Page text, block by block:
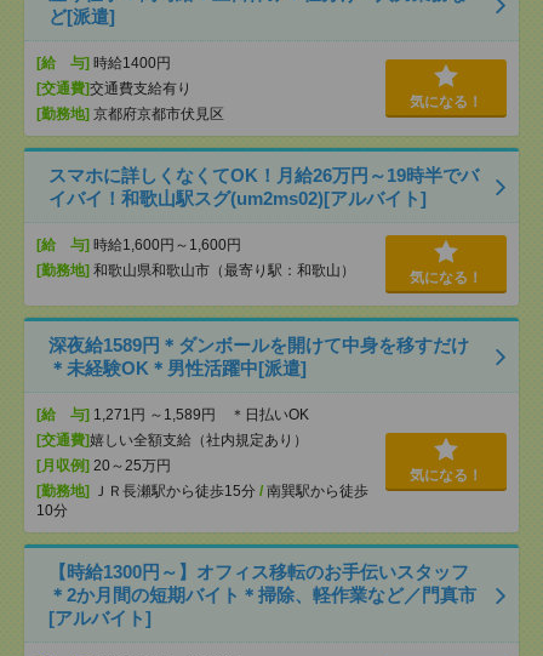
ど[派遣]
[給 与] 時給1400円
[交通費]交通費支給有り
[勤務地] 京都府京都市伏見区
気になる！
スマホに詳しくなくてOK！月給26万円～19時半でバ
イバイ！和歌山駅スグ(um2ms02)[アルバイト]
[給 与] 時給1,600円～1,600円
[勤務地] 和歌山県和歌山市（最寄り駅：和歌山） 気になる！
深夜給1589円＊ダンボールを開けて中身を移すだけ
＊未経験OK＊男性活躍中[派遣]
[給 与] 1,271円 ～1,589円 ＊日払いOK
[交通費]嬉しい全額支給（社内規定あり）
[月収例] 20～25万円
[勤務地]
ＪＲ長瀬駅から徒歩15分 / 南巽駅から徒歩
10分
気になる！
【時給1300円～】オフィス移転のお手伝いスタッフ
＊2か月間の短期バイト＊掃除、軽作業など／門真市
[アルバイト]